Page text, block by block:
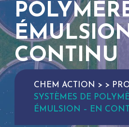
CONTINU
CHEM ACTION > >
SYSTÈMES DE
ÉMULSION – EN